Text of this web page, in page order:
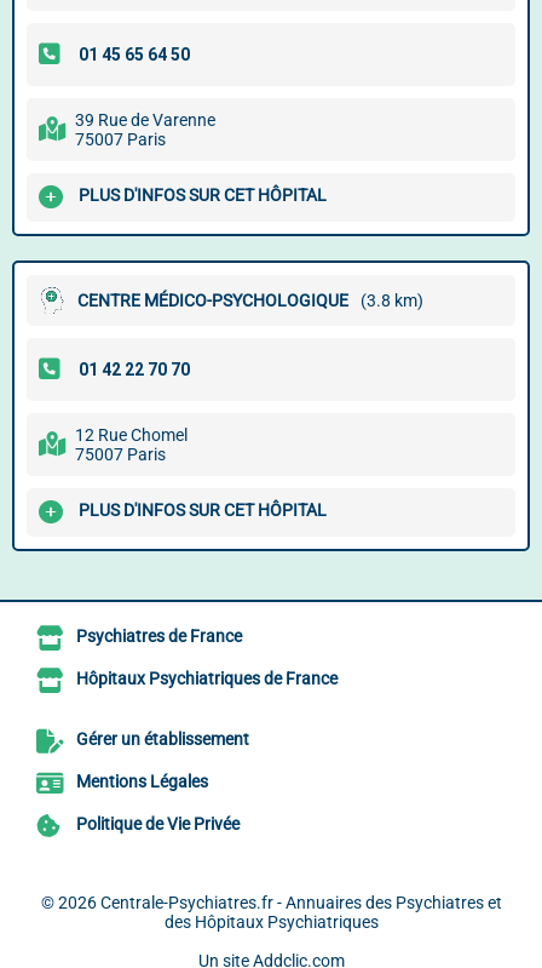
39 Rue de Varenne
75007 Paris
PLUS D'INFOS SUR CET HÔPITAL
CENTRE MÉDICO-PSYCHOLOGIQUE (3.8 km)
12 Rue Chomel
75007 Paris
PLUS D'INFOS SUR CET HÔPITAL
Psychiatres de France
Hôpitaux Psychiatriques de France
Gérer un établissement
Mentions Légales
Politique de Vie Privée
© 2026 Centrale-Psychiatres.fr - Annuaires des Psychiatres et
des Hôpitaux Psychiatriques
Un site Addclic.com